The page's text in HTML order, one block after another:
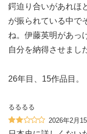
鍔迫り合いがあれほ
が振られている中で
ね。伊藤英明があっ
自分を納得させまし
26年目、15作品目。
るるるる
2026年2月